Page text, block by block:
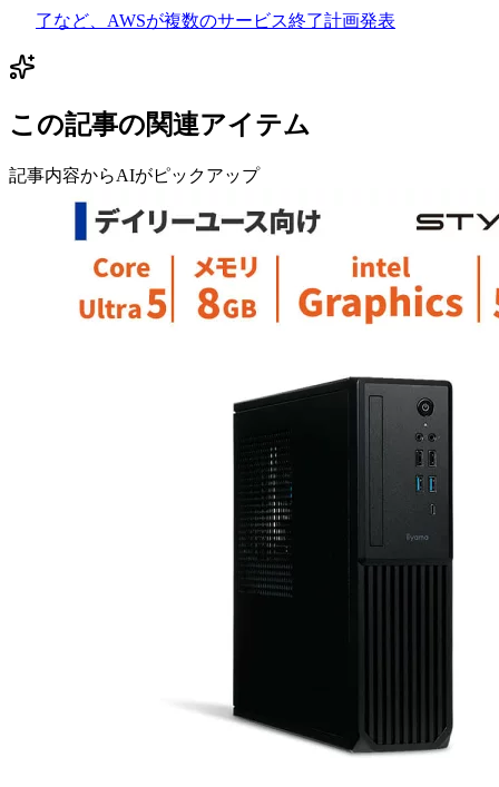
了など、AWSが複数のサービス終了計画発表
この記事の関連アイテム
記事内容からAIがピックアップ